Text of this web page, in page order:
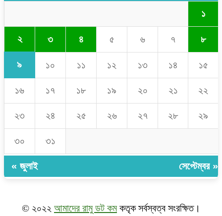
১
২ ৩ ৪ ৫ ৬ ৭ ৮
৯ ১০ ১১ ১২ ১৩ ১৪ ১৫
১৬ ১৭ ১৮ ১৯ ২০ ২১ ২২
২৩ ২৪ ২৫ ২৬ ২৭ ২৮ ২৯
৩০ ৩১
« জুলাই সেপ্টেম্বর »
© ২০২২ আমাদের রামু ডট কমকতৃক সর্বস্বত্ব সংরক্ষিত।